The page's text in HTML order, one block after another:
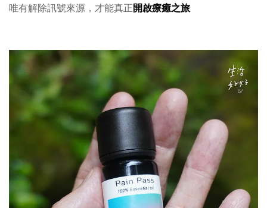
唯有解除訊號來源，才能真正開啟療癒之旅